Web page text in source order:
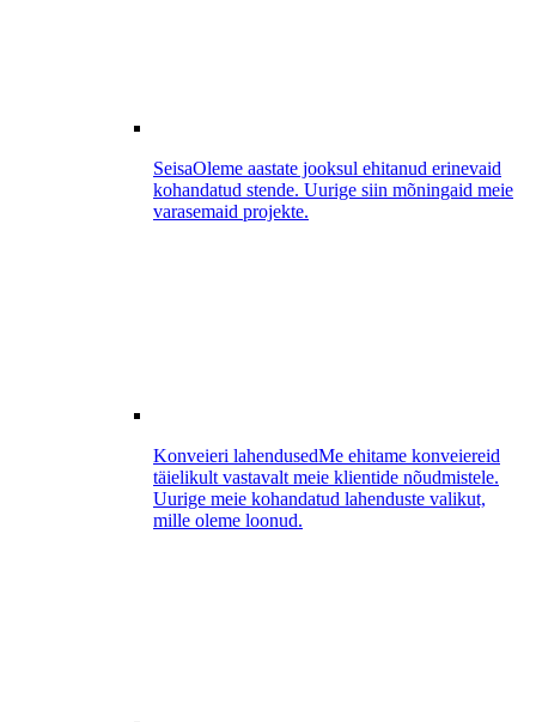
SeisaOleme aastate jooksul ehitanud erinevaid
kohandatud stende. Uurige siin mõningaid meie
varasemaid projekte.
Konveieri lahendusedMe ehitame konveiereid
täielikult vastavalt meie klientide nõudmistele.
Uurige meie kohandatud lahenduste valikut,
mille oleme loonud.